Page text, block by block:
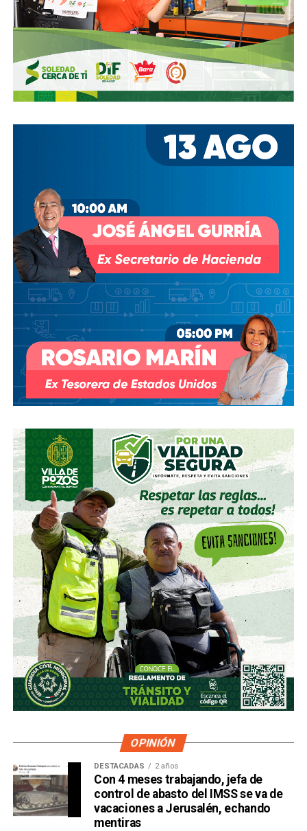
OPINIÓN
DESTACADAS 2 años
Con 4 meses trabajando, jefa de
control de abasto del IMSS se va de
vacaciones a Jerusalén, echando
mentiras